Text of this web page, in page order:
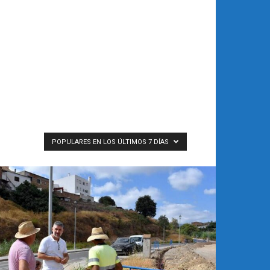
POPULARES EN LOS ÚLTIMOS 7 DÍAS